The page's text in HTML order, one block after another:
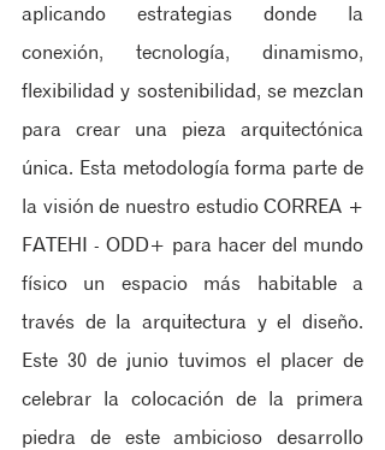
aplicando estrategias donde la
conexión, tecnología, dinamismo,
flexibilidad y sostenibilidad, se mezclan
para crear una pieza arquitectónica
única. Esta metodología forma parte de
la visión de nuestro estudio CORREA +
FATEHI - ODD+ para hacer del mundo
físico un espacio más habitable a
través de la arquitectura y el diseño.
Este 30 de junio tuvimos el placer de
celebrar la colocación de la primera
piedra de este ambicioso desarrollo